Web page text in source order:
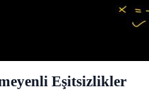
Eşitsizlikler